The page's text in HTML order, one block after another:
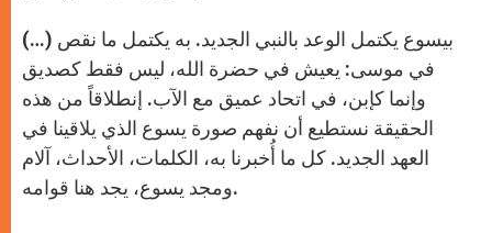
(…) بيسوع يكتمل الوعد بالنبي الجديد. به يكتمل ما نقص
في موسى: يعيش في حضرة الله، ليس فقط كصديق
وإنما كإبن، في اتحاد عميق مع الآب. إنطلاقاً من هذه
الحقيقة نستطيع أن نفهم صورة يسوع الذي يلاقينا في
العهد الجديد. كل ما أُخبرنا به، الكلمات، الأحداث، آلام
ومجد يسوع، يجد هنا قوامه.